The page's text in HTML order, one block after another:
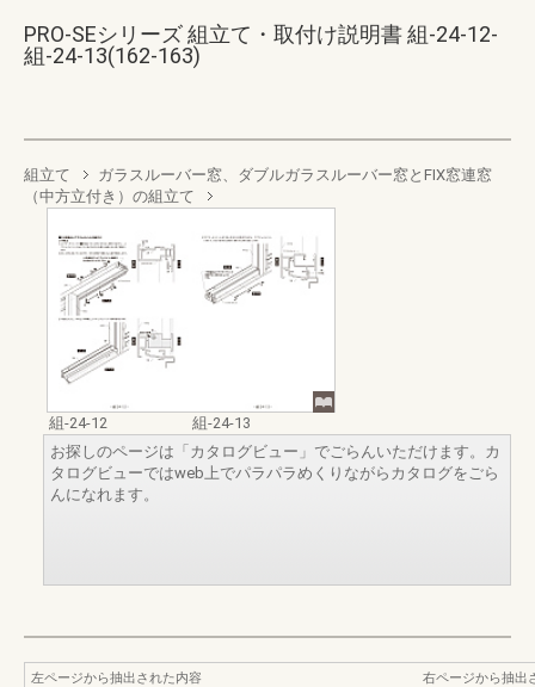
PRO-SEシリーズ 組立て・取付け説明書 組-24-12-
組-24-13(162-163)
組立て
ガラスルーバー窓、ダブルガラスルーバー窓とFIX窓連窓
（中方立付き）の組立て
組-24-12
組-24-13
お探しのページは「カタログビュー」でごらんいただけます。カ
タログビューではweb上でパラパラめくりながらカタログをごら
んになれます。
左ページから抽出された内容
右ページから抽出